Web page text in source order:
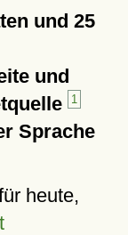
und 25
und
1
Sprache
heute,